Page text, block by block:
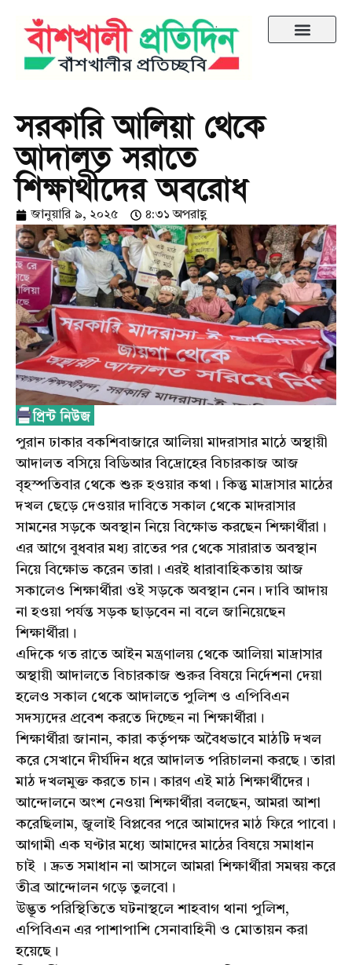
সরকারি আলিয়া থেকে
আদালত সরাতে
শিক্ষার্থীদের অবরোধ
জানুয়ারি ৯, ২০২৫ ৪:৩১ অপরাহ্ণ
পুরান ঢাকার বকশিবাজারে আলিয়া মাদরাসার মাঠে অস্থায়ী
আদালত বসিয়ে বিডিআর বিদ্রোহের বিচারকাজ আজ
বৃহস্পতিবার থেকে শুরু হওয়ার কথা। কিন্তু মাদ্রাসার মাঠের
দখল ছেড়ে দেওয়ার দাবিতে সকাল থেকে মাদরাসার
সামনের সড়কে অবস্থান নিয়ে বিক্ষোভ করছেন শিক্ষার্থীরা।
এর আগে বুধবার মধ্য রাতের পর থেকে সারারাত অবস্থান
নিয়ে বিক্ষোভ করেন তারা। এরই ধারাবাহিকতায় আজ
সকালেও শিক্ষার্থীরা ওই সড়কে অবস্থান নেন। দাবি আদায়
না হওয়া পর্যন্ত সড়ক ছাড়বেন না বলে জানিয়েছেন
শিক্ষার্থীরা।
এদিকে গত রাতে আইন মন্ত্রণালয় থেকে আলিয়া মাদ্রাসার
অস্থায়ী আদালতে বিচারকাজ শুরুর বিষয়ে নির্দেশনা দেয়া
হলেও সকাল থেকে আদালতে পুলিশ ও এপিবিএন
সদস্যদের প্রবেশ করতে দিচ্ছেন না শিক্ষার্থীরা।
শিক্ষার্থীরা জানান, কারা কর্তৃপক্ষ অবৈধভাবে মাঠটি দখল
করে সেখানে দীর্ঘদিন ধরে আদালত পরিচালনা করছে। তারা
মাঠ দখলমুক্ত করতে চান। কারণ এই মাঠ শিক্ষার্থীদের।
আন্দোলনে অংশ নেওয়া শিক্ষার্থীরা বলছেন, আমরা আশা
করেছিলাম, জুলাই বিপ্লবের পরে আমাদের মাঠ ফিরে পাবো।
আগামী এক ঘণ্টার মধ্যে আমাদের মাঠের বিষয়ে সমাধান
চাই । দ্রুত সমাধান না আসলে আমরা শিক্ষার্থীরা সমন্বয় করে
তীব্র আন্দোলন গড়ে তুলবো।
উদ্ভূত পরিস্থিতিতে ঘটনাস্থলে শাহবাগ থানা পুলিশ,
এপিবিএন এর পাশাপাশি সেনাবাহিনী ও মোতায়ন করা
হয়েছে।